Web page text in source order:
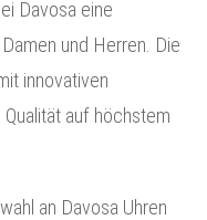
Davosa eine
und Herren. Die
innovativen
auf höchstem
an Davosa Uhren